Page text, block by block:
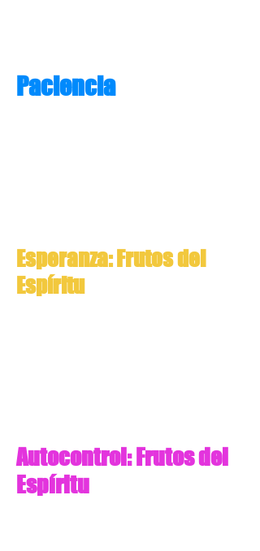
Paciencia
Esperanza: Frutos del
Espíritu
Autocontrol: Frutos del
Espíritu